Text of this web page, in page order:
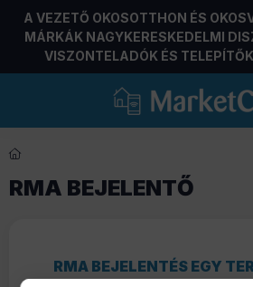
A VEZETŐ OKOSOTTHON ÉS
MÁRKÁK NAGYKERESKEDELMI
VISZONTELADÓK ÉS
RMA BEJELENTŐ
RMA BEJELENTÉS EGY